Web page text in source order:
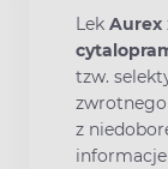
Lek Aurex
tzw.
zwrotnego
z